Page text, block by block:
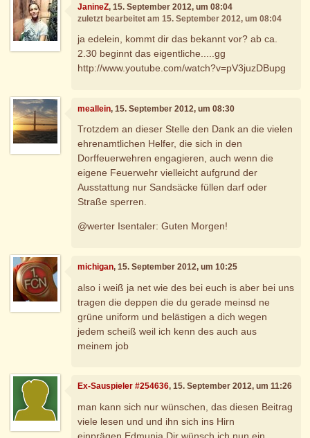
JanineZ, 15. September 2012, um 08:04
zuletzt bearbeitet am 15. September 2012, um 08:04
ja edelein, kommt dir das bekannt vor? ab ca.
2.30 beginnt das eigentliche.....gg
http://www.youtube.com/watch?v=pV3juzDBupg
meallein, 15. September 2012, um 08:30
Trotzdem an dieser Stelle den Dank an die vielen
ehrenamtlichen Helfer, die sich in den
Dorffeuerwehren engagieren, auch wenn die
eigene Feuerwehr vielleicht aufgrund der
Ausstattung nur Sandsäcke füllen darf oder
Straße sperren.
@werter Isentaler: Guten Morgen!
michigan, 15. September 2012, um 10:25
also i weiß ja net wie des bei euch is aber bei uns
tragen die deppen die du gerade meinsd ne
grüne uniform und belästigen a dich wegen
jedem scheiß weil ich kenn des auch aus
meinem job
Ex-Sauspieler #254636, 15. September 2012, um 11:26
man kann sich nur wünschen, das diesen Beitrag
viele lesen und und ihn sich ins Hirn
einprägen.Edmunia Dir wünsch ich nun ein